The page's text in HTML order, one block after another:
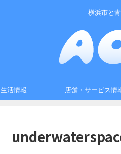
横浜市と
生活情報 店舗・サービス情